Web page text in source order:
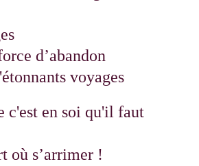
d’abandon
voyages
c'est en soi qu'il faut
où s’arrimer !